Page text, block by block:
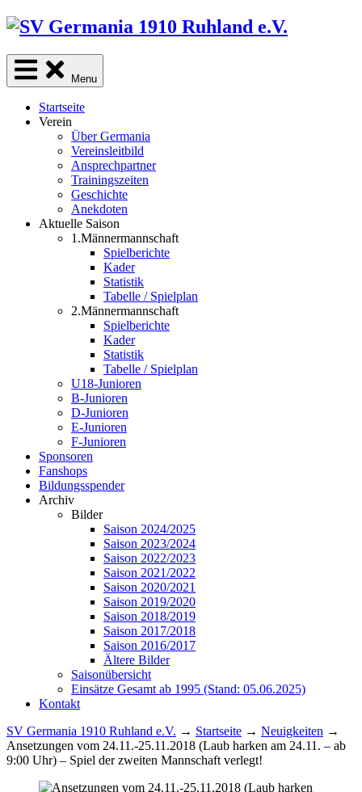
Skip
content
Menu
Startseite
Verein
Über Germania
Vereinsleitbild
Ansprechpartner
Trainingszeiten
Geschichte
Anekdoten
Aktuelle Saison
1.Männermannschaft
Spielberichte
Kader
Statistik
Tabelle / Spielplan
2.Männermannschaft
Spielberichte
Kader
Statistik
Tabelle / Spielplan
U18-Junioren
B-Junioren
D-Junioren
E-Junioren
F-Junioren
Sponsoren
Fanshops
Bildungsspender
Archiv
Bilder
Saison 2024/2025
Saison 2023/2024
Saison 2022/2023
Saison 2021/2022
Saison 2020/2021
Saison 2019/2020
Saison 2018/2019
Saison 2017/2018
Saison 2016/2017
Ältere Bilder
Saisonübersicht
Einsätze Gesamt ab 1995 (Stand: 05.06.2025)
Kontakt
SV Germania 1910 Ruhland e.V. → Startseite → Neuigkeiten →
Ansetzungen vom 24.11.-25.11.2018 (Laub harken am 24.11. – ab
9:00 Uhr) – Spiel der zweiten Mannschaft verlegt!